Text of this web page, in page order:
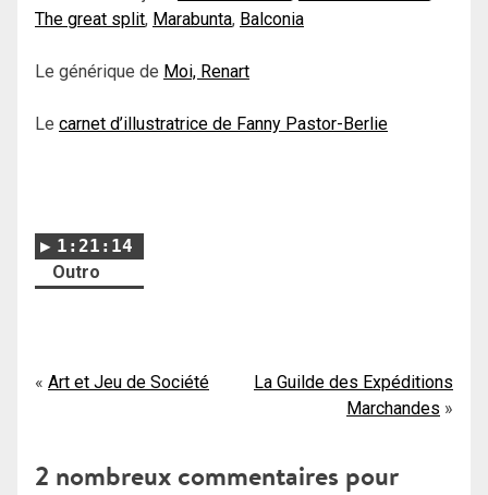
The great split, Marabunta, Balconia
Le générique de Moi, Renart
Le carnet d’illustratrice de Fanny Pastor-Berlie
1:21:14
Outro
Navigation
l’article
Art et Jeu de Société
La Guilde des Expéditions
Marchandes
2 nombreux commentaires pour